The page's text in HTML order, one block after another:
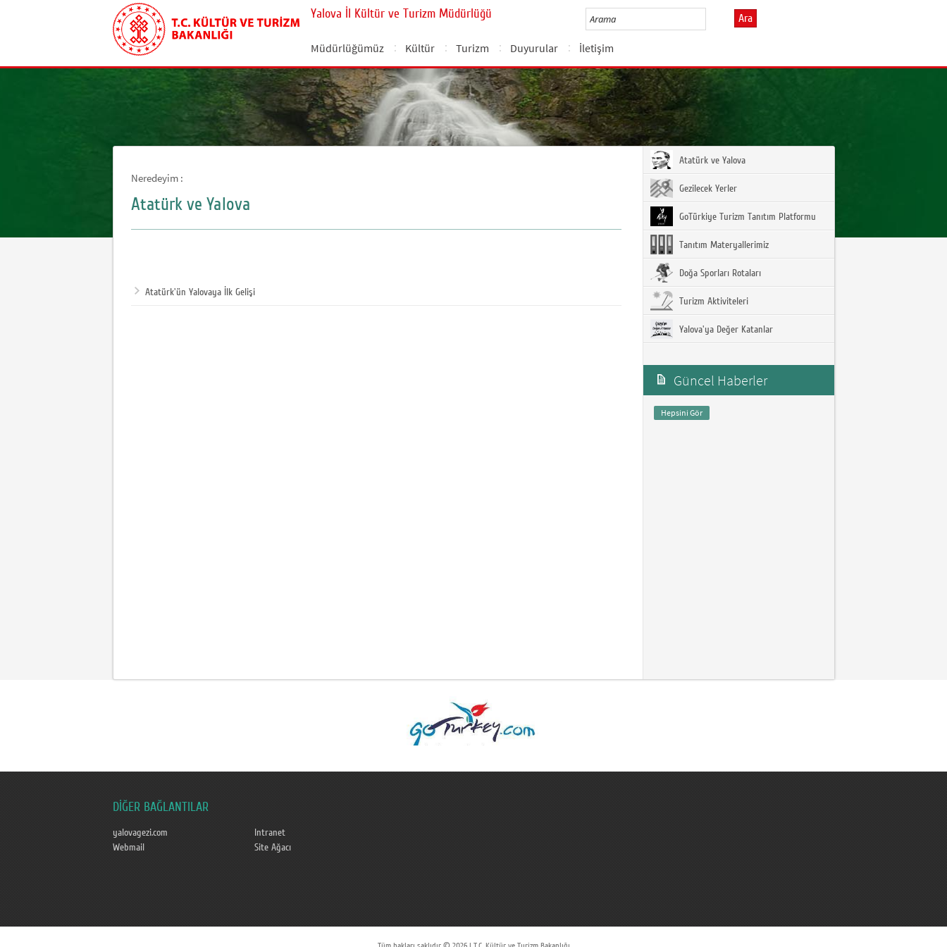
Yalova İl Kültür ve Turizm Müdürlüğü Ara
Müdürlüğümüz Kültür Turizm Duyurular İletişim
Neredeyim :
Atatürk ve Yalova
Atatürk'ün Yalovaya İlk Gelişi
Atatürk ve Yalova
Gezilecek Yerler
GoTürkiye Turizm Tanıtım Platformu
Tanıtım Materyallerimiz
Doğa Sporları Rotaları
Turizm Aktiviteleri
Yalova'ya Değer Katanlar
Güncel Haberler
Hepsini Gör
DİĞER BAĞLANTILAR
yalovagezi.com
Intranet
Webmail
Site Ağacı